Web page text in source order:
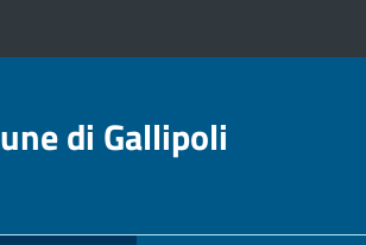
di Gallipoli